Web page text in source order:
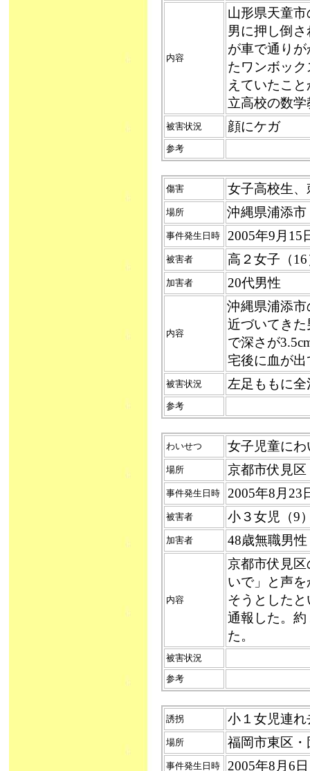
内容
山形県天童
男に押し倒
が車で通り
たワンボッ
えていたこ
立高校の数
被害状況 顔にケガ
参考
傷害 女子高校生、
場所 沖縄県浦添市
事件発生日時 2005年9月
被害者 高２女子（16
加害者 20代男性
内容
沖縄県浦添
近づいてき
で深さが
宅後に血が
被害状況 左足ももに
参考
わいせつ 女子児童にわ
場所 京都市伏見区
事件発生日時 2005年8月
被害者 小３女児（
加害者 48歳無職男
内容
京都市伏見
いで」と声
そうとした
通報した。
た。
被害状況
参考
誘拐 小１女児連れ
場所 福岡市東区・
事件発生日時 2005年8月6